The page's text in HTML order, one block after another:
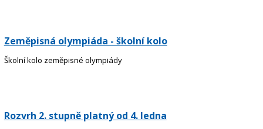
Zeměpisná olympiáda - školní kolo
Školní kolo zeměpisné olympiády
Rozvrh 2. stupně platný od 4. ledna